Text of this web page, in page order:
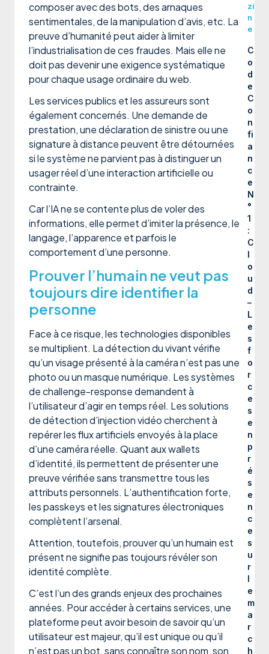
composer avec des bots, des arnaques
sentimentales, de la manipulation d’avis, etc. La
preuve d’humanité peut aider à limiter
l’industrialisation de ces fraudes. Mais elle ne
doit pas devenir une exigence systématique
pour chaque usage ordinaire du web.
Les services publics et les assureurs sont
également concernés. Une demande de
prestation, une déclaration de sinistre ou une
signature à distance peuvent être détournées
si le système ne parvient pas à distinguer un
usager réel d’une interaction artificielle ou
contrainte.
Car l’IA ne se contente plus de voler des
informations, elle permet d’imiter la présence, le
langage, l’apparence et parfois le
comportement d’une personne.
Prouver l’humain ne veut pas
toujours dire identifier la
personne
Face à ce risque, les technologies disponibles
se multiplient. La détection du vivant vérifie
qu’un visage présenté à la caméra n’est pas une
photo ou un masque numérique. Les systèmes
de challenge-response demandent à
l’utilisateur d’agir en temps réel. Les solutions
de détection d’injection vidéo cherchent à
repérer les flux artificiels envoyés à la place
d’une caméra réelle. Quant aux wallets
d’identité, ils permettent de présenter une
preuve vérifiée sans transmettre tous les
attributs personnels. L’authentification forte,
les passkeys et les signatures électroniques
complètent l’arsenal.
Attention, toutefois, prouver qu’un humain est
présent ne signifie pas toujours révéler son
identité complète.
C’est l’un des grands enjeux des prochaines
années. Pour accéder à certains services, une
plateforme peut avoir besoin de savoir qu’un
utilisateur est majeur, qu’il est unique ou qu’il
n’est pas un bot, sans connaître son nom, son
zi
n
e
C
o
d
e
C
o
n
fi
a
n
c
e
N
°
1
:
C
l
o
u
d
–
L
e
s
f
o
r
c
e
s
e
n
p
r
é
s
e
n
c
e
s
u
r
l
e
m
a
r
c
h